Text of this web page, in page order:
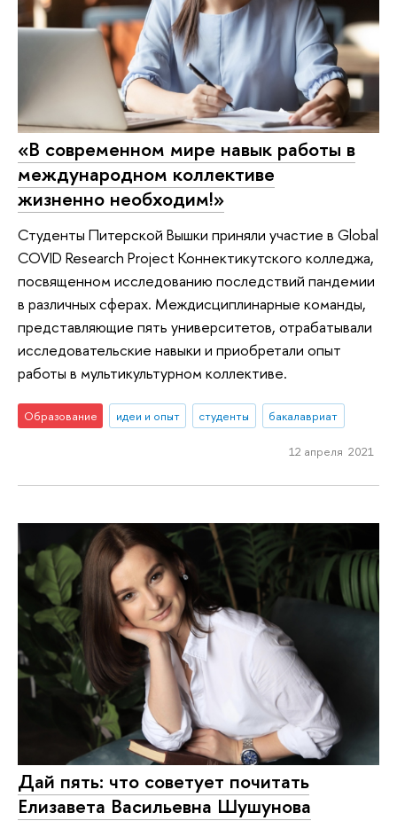
«В современном мире навык работы в
международном коллективе
жизненно необходим!»
Студенты Питерской Вышки приняли участие в Global
COVID Research Project Коннектикутского колледжа,
посвященном исследованию последствий пандемии
в различных сферах. Междисциплинарные команды,
представляющие пять университетов, отрабатывали
исследовательские навыки и приобретали опыт
работы в мультикультурном коллективе.
Образование идеи и опыт студенты бакалавриат
12 апреля 2021
Дай пять: что советует почитать
Елизавета Васильевна Шушунова